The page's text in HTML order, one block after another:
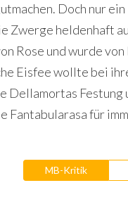
Doch nur
Zwerge heldenhaft
Rose und wurde
Eisfee wollte bei
Dellamortas Festung
Fantabularasa für
MB-Kritik